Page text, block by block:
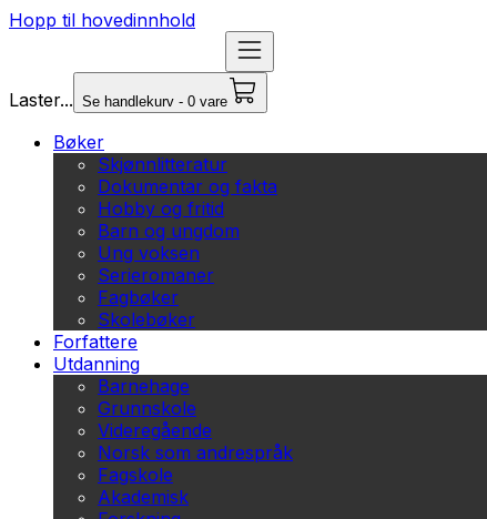
Hopp til hovedinnhold
Laster... Se handlekurv - 0 vare
Bøker
Skjønnlitteratur
Dokumentar og fakta
Hobby og fritid
Barn og ungdom
Ung voksen
Serieromaner
Fagbøker
Skolebøker
Forfattere
Utdanning
Barnehage
Grunnskole
Videregående
Norsk som andrespråk
Fagskole
Akademisk